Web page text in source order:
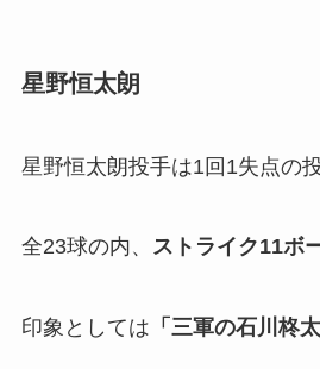
星野恒太朗
星野恒太朗投手は1回1失点の
全23球の内、 ストライク11ボ
印象としては 「 三軍の石川柊太